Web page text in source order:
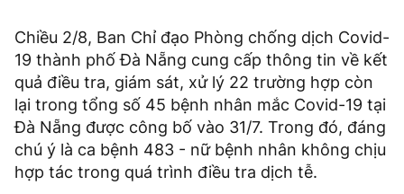
Chiều 2/8, Ban Chỉ đạo Phòng chống dịch Covid-
19 thành phố Đà Nẵng cung cấp thông tin về kết
quả điều tra, giám sát, xử lý 22 trường hợp còn
lại trong tổng số 45 bệnh nhân mắc Covid-19 tại
Đà Nẵng được công bố vào 31/7. Trong đó, đáng
chú ý là ca bệnh 483 - nữ bệnh nhân không chịu
hợp tác trong quá trình điều tra dịch tễ.